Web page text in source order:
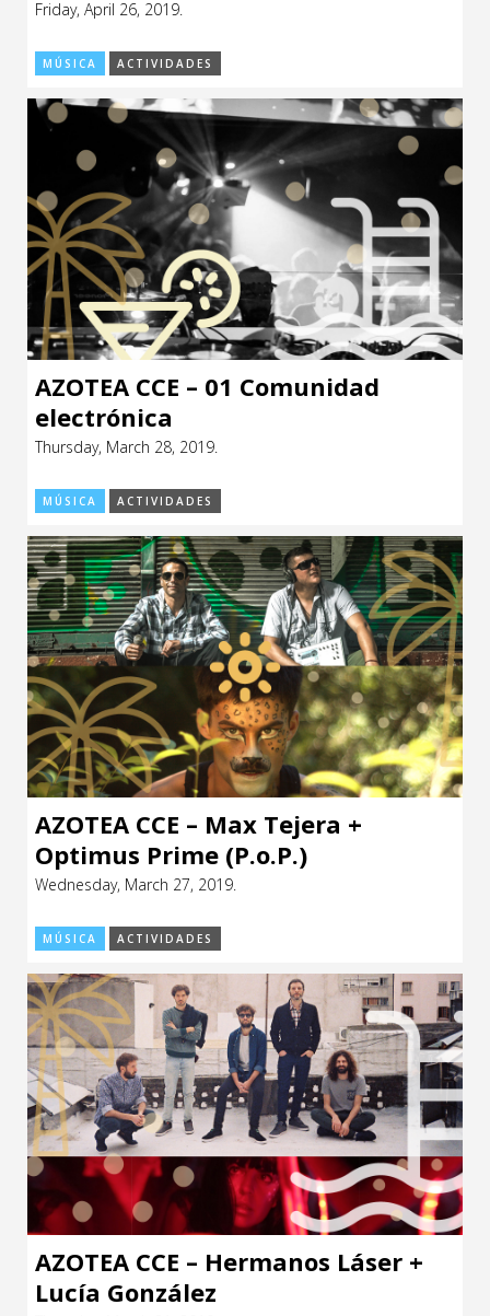
Espacio itinerante de lectura infantil
Formación
Género y Diversidad
Infantil y Juvenil
Letras
Medio Ambiente
Música
Sin categoría
Friday, April 26, 2019.
MÚSICA ACTIVIDADES
AZOTEA CCE – 01 Comunidad
electrónica
Thursday, March 28, 2019.
MÚSICA ACTIVIDADES
AZOTEA CCE – Max Tejera +
Optimus Prime (P.o.P.)
Wednesday, March 27, 2019.
MÚSICA ACTIVIDADES
AZOTEA CCE – Hermanos Láser +
Lucía González